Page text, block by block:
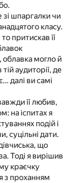
зі шпаргалки чи
класу.
притискав її
облавка могло й
аудиторії, де
далі ви самі
її любив,
на іспитах я
подій і
суцільні дати.
що
Тоді я вирішив
краєчку
з проханням